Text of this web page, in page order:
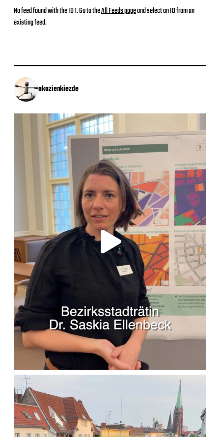
No feed found with the ID 1. Go to theAll Feeds pageand select an ID from an
existing feed.
akazienkiezde